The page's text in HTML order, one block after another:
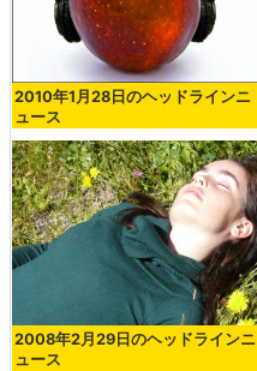
2010年1月28日のヘッドラインニ
ュース
2008年2月29日のヘッドラインニ
ュース